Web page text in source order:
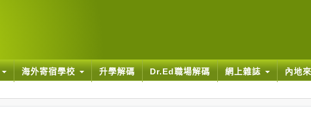
海外寄宿學校 升學解碼 Dr.Ed職場解碼 網上雜誌 內地